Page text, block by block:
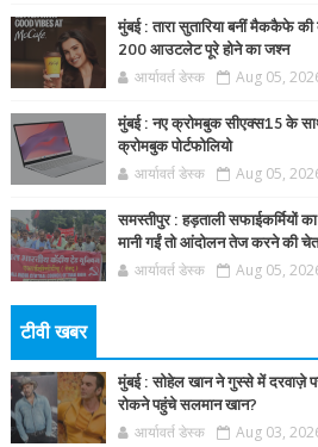
मुंबई : तारा सुतारिया बनीं मैककैफे
200 आउटलेट पूरे होने का जश्न
आर्यावर्त डेस्क Aug 05,
मुंबई : नए क्रोमबुक सीएक्स15 के
क्रोमबुक पोर्टफोलियो
आर्यावर्त डेस्क Aug 05,
समस्तीपुर : हड़ताली सफाईकर्मियों
मानी गईं तो आंदोलन तेज करने की
आर्यावर्त डेस्क Aug 05,
टीवी खबर
मुंबई : सोहेल खान ने गुस्से में दरवाज़े
रोकने पहुंचे सलमान खान?
आर्यावर्त डेस्क Aug 03,